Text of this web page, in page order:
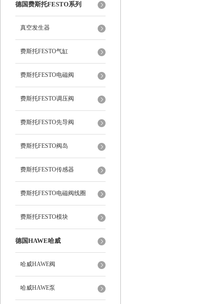
德国费斯托FESTO系列
真空发生器
费斯托FESTO气缸
费斯托FESTO电磁阀
费斯托FESTO调压阀
费斯托FESTO先导阀
费斯托FESTO阀岛
费斯托FESTO传感器
费斯托FESTO电磁阀线圈
费斯托FESTO模块
德国HAWE哈威
哈威HAWE阀
哈威HAWE泵